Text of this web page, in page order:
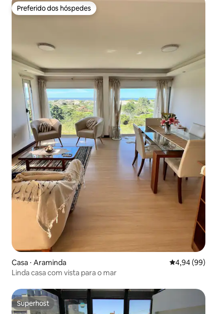
Preferido dos hóspedes
Preferido dos hóspedes
Casa ⋅ Araminda 4,94 de uma
4,94 (99)
Linda casa com vista para o mar
Superhost
Superhost